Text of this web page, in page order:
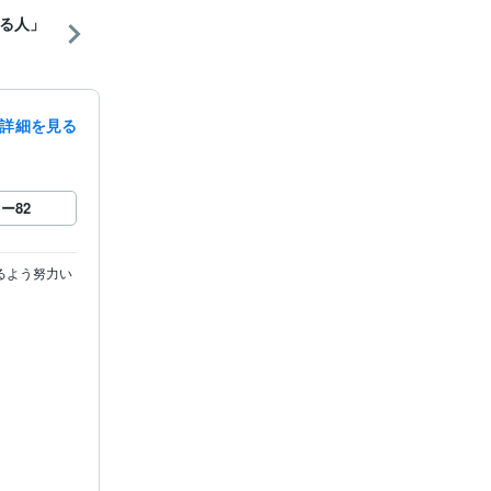
人」
細を見る
82
よう努力い